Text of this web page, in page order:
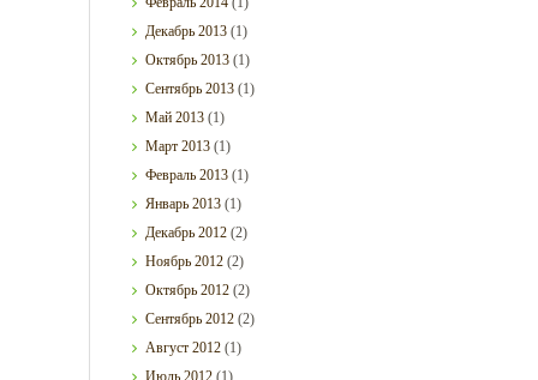
Декабрь2013 (1)
Октябрь2013 (1)
Сентябрь2013 (1)
Май2013 (1)
Март2013 (1)
Февраль2013 (1)
Январь2013 (1)
Декабрь2012 (2)
Ноябрь2012 (2)
Октябрь2012 (2)
Сентябрь2012 (2)
Август2012 (1)
Июль2012 (1)